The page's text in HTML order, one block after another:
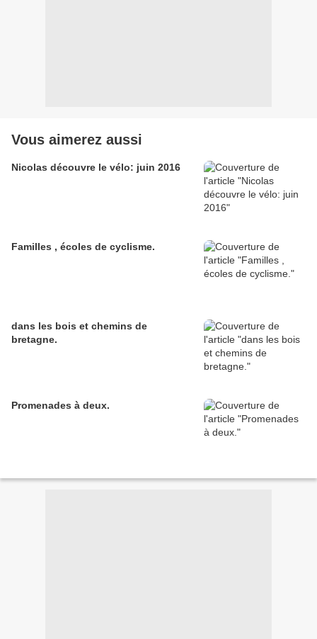
Vous aimerez aussi
Nicolas découvre le vélo: juin 2016
Familles , écoles de cyclisme.
dans les bois et chemins de
bretagne.
Promenades à deux.